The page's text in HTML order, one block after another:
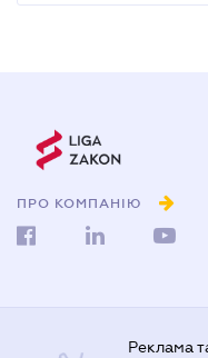
ПРО КОМПАНІЮ
Реклама